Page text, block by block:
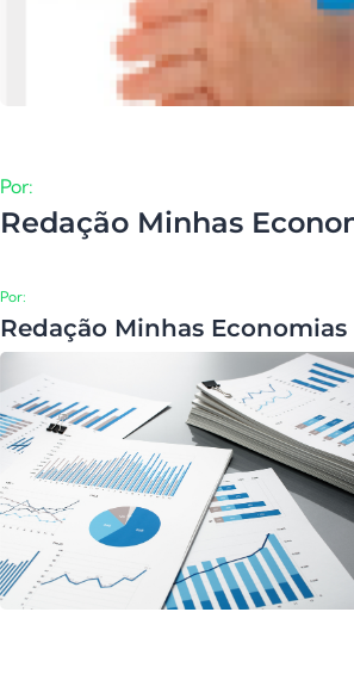
Por:
Redação Minhas
Por:
Redação Minhas Economias